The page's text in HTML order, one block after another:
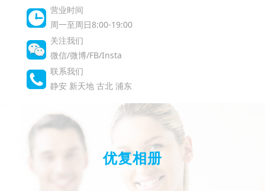
营业时间
周一至周日8:00-19:00
关注我们
微信/微博/FB/Insta
联系我们
静安 新天地 古北 浦东
优复相册